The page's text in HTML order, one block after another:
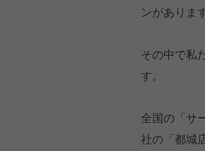
ンがあります
その中で私
す。
全国の「サ
社の「都城